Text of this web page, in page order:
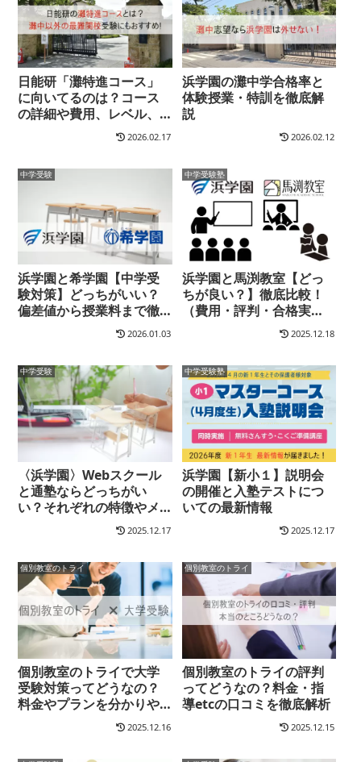
日能研「灘特進コース」
に向いてるのは？コース
の詳細や費用、レベル、
受験校など詳しく調査し
2026.02.17
浜学園の灘中学合格率と
体験授業・特訓を徹底解
説
2026.02.12
中学受験
浜学園と希学園【中学受
験対策】どっちがいい？
偏差値から授業料まで徹
2026.01.03
中学受験塾
浜学園と馬渕教室【どっ
ちが良い？】徹底比較！
（費用・評判・合格実
績・家庭サポートetc）
2025.12.18
中学受験
〈浜学園〉Webスクール
と通塾ならどっちがい
い？それぞれの特徴やメ
リット/デメリット、費用
やカリキュラムまで比較
2025.12.17
中学受験塾
浜学園【新小１】説明会
の開催と入塾テストにつ
いての最新情報
2025.12.17
個別教室のトライ
個別教室のトライで大学
受験対策ってどうなの？
料金やプランを分かりや
2025.12.16
個別教室のトライ
個別教室のトライの評判
ってどうなの？料金・指
導etcの口コミを徹底解析
2025.12.15